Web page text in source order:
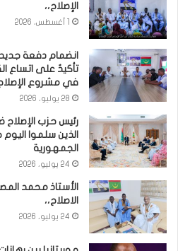
الإصلاح،،
انضمام دفعة
تأكيدٌ على اتساع
في مشروع
28 يوليو، 2026
رئيس حزب الإصلاح
الذين سلموا
الجمهورية
24 يوليو، 2026
الأستاذ محمد
الاصلاح،،
24 يوليو، 2026